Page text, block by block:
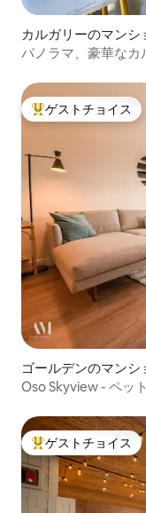
カルガリーのマンシ
パノラマ、豪華なカ
大好評のゲストチョ
ゲストチョイス
ゴールデンのマンシ
Oso Skyview - ペッ
大好評のゲストチ
ゲストチョイス